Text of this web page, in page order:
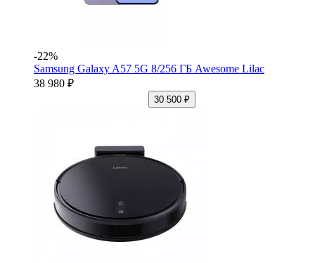
-22%
Samsung Galaxy A57 5G 8/256 ГБ Awesome Lilac
38 980 ₽
30 500 ₽